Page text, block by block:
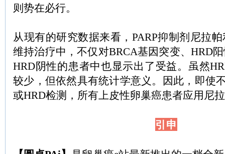
则势在必行。
从现有的研究数据来看，PARP抑制剂尼拉
维持治疗中，不仅对BRCA基因突变、HRD
HRD阴性的患者中也显示出了受益。虽然
较少，但依然具有统计学意义。因此，即使
或HRD检测，所有上皮性卵巢癌患者应用尼
引申